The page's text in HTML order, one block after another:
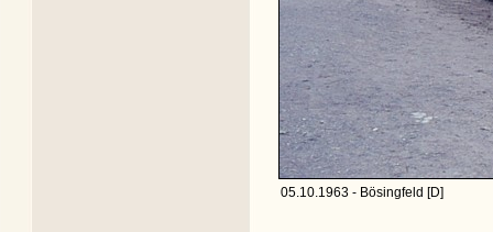
05.10.1963 - Bösingfeld [D]